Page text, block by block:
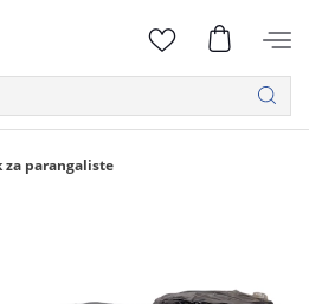
za parangaliste